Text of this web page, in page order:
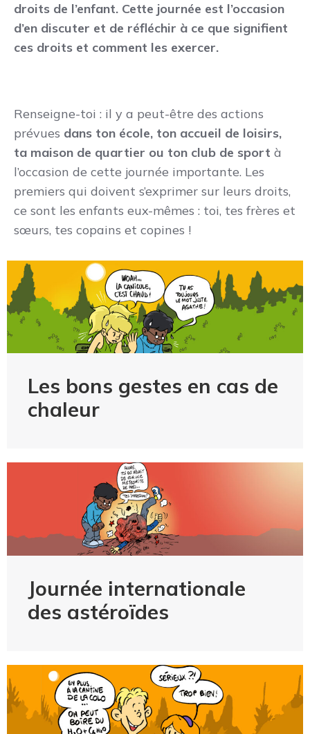
droits de l’enfant. Cette journée est l’occasion
d’en discuter et de réfléchir à ce que signifient
ces droits et comment les exercer.
Renseigne-toi : il y a peut-être des actions
prévues dans ton école, ton accueil de loisirs,
ta maison de quartier ou ton club de sport à
l’occasion de cette journée importante. Les
premiers qui doivent s’exprimer sur leurs droits,
ce sont les enfants eux-mêmes : toi, tes frères et
sœurs, tes copains et copines !
Les bons gestes en cas de
chaleur
Journée internationale
des astéroïdes